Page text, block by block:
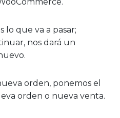
lo que va a pasar;
nos dará un
orden, ponemos el
orden o nueva venta.